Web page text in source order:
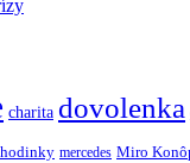
charita dovolenka
mercedes Miro